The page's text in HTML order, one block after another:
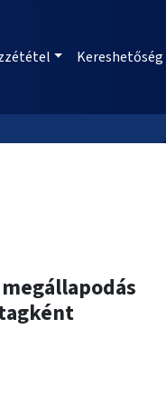
Kereshetőség